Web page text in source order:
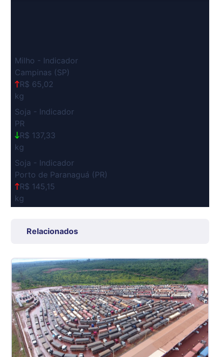
Milho - Indicador
Campinas (SP)
R$ 65,02
kg
Soja - Indicador
PR
R$ 137,33
kg
Soja - Indicador
Porto de Paranaguá (PR)
R$ 145,15
kg
Grande São Paulo (SP)
R$ 7,53
Suíno - Estadual
SP
R$ 5,06
kg
Suíno - Estadual
MG
R$ 5,04
kg
Relacionados